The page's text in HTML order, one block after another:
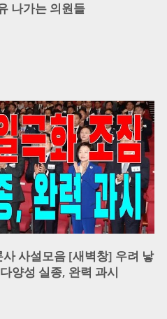
나가는 의원들
사설모음 [새벽창] 우려 낳
양성 실종, 완력 과시